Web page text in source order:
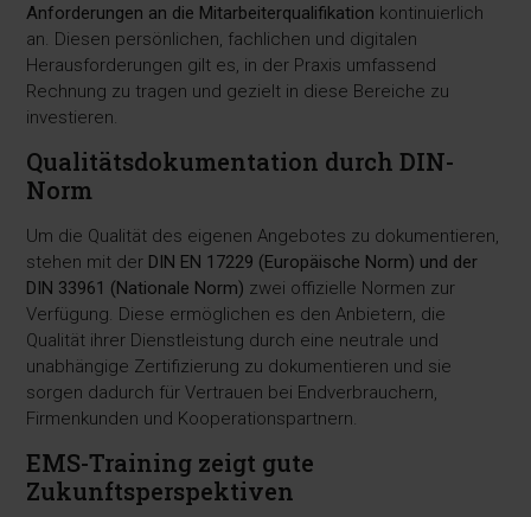
Anforderungen an die Mitarbeiterqualifikation kontinuierlich
an. Diesen persönlichen, fachlichen und digitalen
Herausforderungen gilt es, in der Praxis umfassend
Rechnung zu tragen und gezielt in diese Bereiche zu
investieren.
Qualitätsdokumentation durch DIN-
Norm
Um die Qualität des eigenen Angebotes zu dokumentieren,
stehen mit der DIN EN 17229 (Europäische Norm) und der
DIN 33961 (Nationale Norm) zwei offizielle Normen zur
Verfügung. Diese ermöglichen es den Anbietern, die
Qualität ihrer Dienstleistung durch eine neutrale und
unabhängige Zertifizierung zu dokumentieren und sie
sorgen dadurch für Vertrauen bei Endverbrauchern,
Firmenkunden und Kooperationspartnern.
EMS-Training zeigt gute
Zukunftsperspektiven